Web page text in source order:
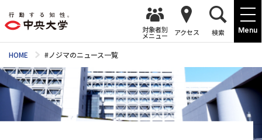
Menu
対象者別
メニュー アクセス 検索
HOME #ノジマのニュース一覧